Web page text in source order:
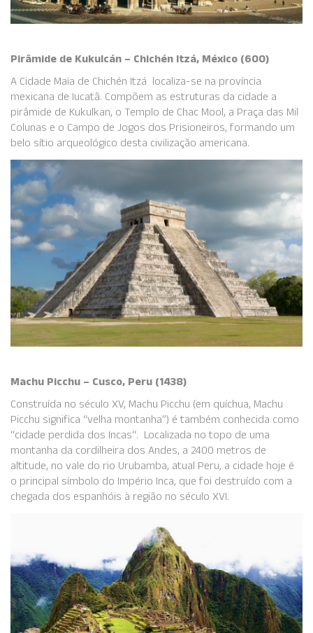
Pirâmide de Kukulcán – Chichén Itzá, México (600)
A Cidade Maia de Chichén Itzá localiza-se na província
mexicana de Iucatã. Compõem as estruturas da cidade a
pirâmide de Kukulkan, o Templo de Chac Mool, a Praça das Mil
Colunas e o Campo de Jogos dos Prisioneiros, formando um
belo sítio arqueológico desta civilização americana.
Machu Picchu – Cusco, Peru (1438)
Construída no século XV, Machu Picchu (em quíchua, Machu
Picchu significa “velha montanha”) é também conhecida como
“cidade perdida dos Incas“. Localizada no topo de uma
montanha da cordilheira dos Andes, a 2400 metros de
altitude, no vale do rio Urubamba, atual Peru, a cidade hoje é
o principal símbolo do Império Inca, que foi destruído com a
chegada dos espanhóis à região no século XVI.